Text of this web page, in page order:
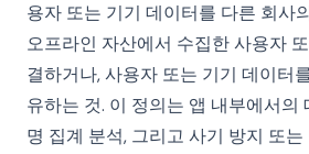
용자 또는 기기 데이터를 다른 회사
오프라인 자산에서 수집한 사용자
결하거나, 사용자 또는 기기 데이터
유하는 것. 이 정의는 앱 내부에서의
명 집계 분석, 그리고 사기 방지 또